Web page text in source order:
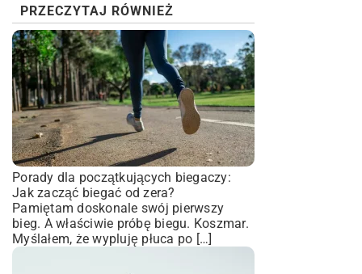
PRZECZYTAJ RÓWNIEŻ
Porady dla początkujących biegaczy:
Jak zacząć biegać od zera?
Pamiętam doskonale swój pierwszy
bieg. A właściwie próbę biegu. Koszmar.
Myślałem, że wypluję płuca po […]